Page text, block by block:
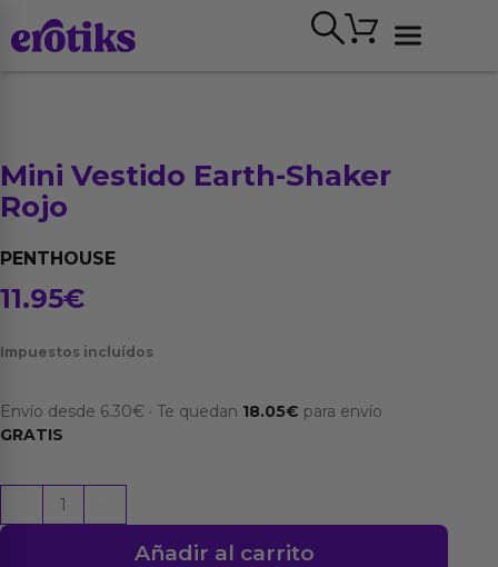
al
Carrito
Mini Vestido Earth-Shaker
Rojo
PENTHOUSE
11.95€
Impuestos incluídos
Envío desde 6.30€ · Te quedan 18.05€ para envío
GRATIS
Vestido
Añadir al carrito